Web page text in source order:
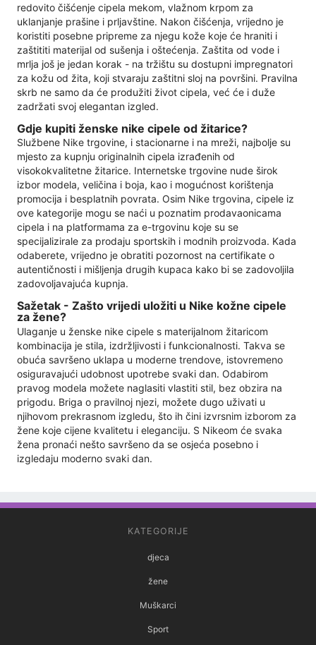
redovito čišćenje cipela mekom, vlažnom krpom za
uklanjanje prašine i prljavštine. Nakon čišćenja, vrijedno je
koristiti posebne pripreme za njegu kože koje će hraniti i
zaštititi materijal od sušenja i oštećenja. Zaštita od vode i
mrlja još je jedan korak - na tržištu su dostupni impregnatori
za kožu od žita, koji stvaraju zaštitni sloj na površini. Pravilna
skrb ne samo da će produžiti život cipela, već će i duže
zadržati svoj elegantan izgled.
Gdje kupiti ženske nike cipele od žitarice?
Službene Nike trgovine, i stacionarne i na mreži, najbolje su
mjesto za kupnju originalnih cipela izrađenih od
visokokvalitetne žitarice. Internetske trgovine nude širok
izbor modela, veličina i boja, kao i mogućnost korištenja
promocija i besplatnih povrata. Osim Nike trgovina, cipele iz
ove kategorije mogu se naći u poznatim prodavaonicama
cipela i na platformama za e-trgovinu koje su se
specijalizirale za prodaju sportskih i modnih proizvoda. Kada
odaberete, vrijedno je obratiti pozornost na certifikate o
autentičnosti i mišljenja drugih kupaca kako bi se zadovoljila
zadovoljavajuća kupnja.
Sažetak - Zašto vrijedi uložiti u Nike kožne cipele
za žene?
Ulaganje u ženske nike cipele s materijalnom žitaricom
kombinacija je stila, izdržljivosti i funkcionalnosti. Takva se
obuća savršeno uklapa u moderne trendove, istovremeno
osiguravajući udobnost upotrebe svaki dan. Odabirom
pravog modela možete naglasiti vlastiti stil, bez obzira na
prigodu. Briga o pravilnoj njezi, možete dugo uživati ​​u
njihovom prekrasnom izgledu, što ih čini izvrsnim izborom za
žene koje cijene kvalitetu i eleganciju. S Nikeom će svaka
žena pronaći nešto savršeno da se osjeća posebno i
izgledaju moderno svaki dan.
KATEGORIJE
djeca
žene
Muškarci
Sport